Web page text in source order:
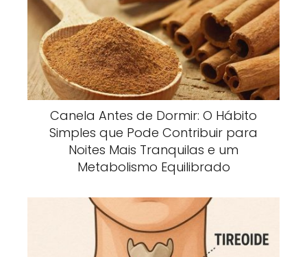
Canela Antes de Dormir: O Hábito
Simples que Pode Contribuir para
Noites Mais Tranquilas e um
Metabolismo Equilibrado